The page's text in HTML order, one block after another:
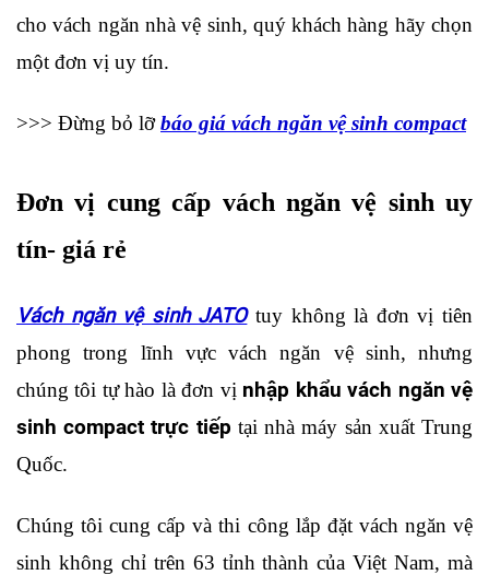
cho vách ngăn nhà vệ sinh, quý khách hàng hãy chọn
một đơn vị uy tín.
>>> Đừng bỏ lỡ báo giá vách ngăn vệ sinh compact
Đơn vị cung cấp vách ngăn vệ sinh uy
tín- giá rẻ
Vách ngăn vệ sinh JATO tuy không là đơn vị tiên
phong trong lĩnh vực vách ngăn vệ sinh, nhưng
chúng tôi tự hào là đơn vị nhập khẩu vách ngăn vệ
sinh compact trực tiếp tại nhà máy sản xuất Trung
Quốc.
Chúng tôi cung cấp và thi công lắp đặt vách ngăn vệ
sinh không chỉ trên 63 tỉnh thành của Việt Nam, mà